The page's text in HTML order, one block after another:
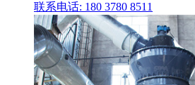
联系电话: 180 3780 8511